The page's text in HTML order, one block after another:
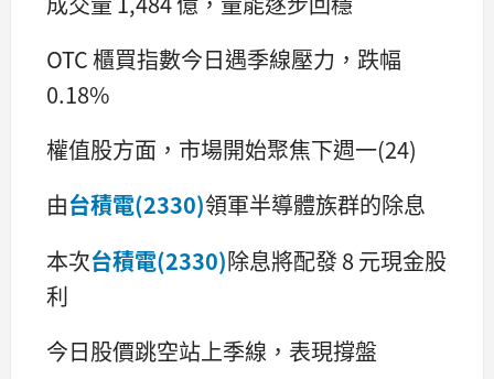
OTC 櫃買指數今日遇季線壓力，跌幅
0.18%
權值股方面，市場開始聚焦下週一(24)
由台積電(2330)領軍半導體族群的除息
本次台積電(2330)除息將配發 8 元現金股
利
今日股價跳空站上季線，表現撐盤